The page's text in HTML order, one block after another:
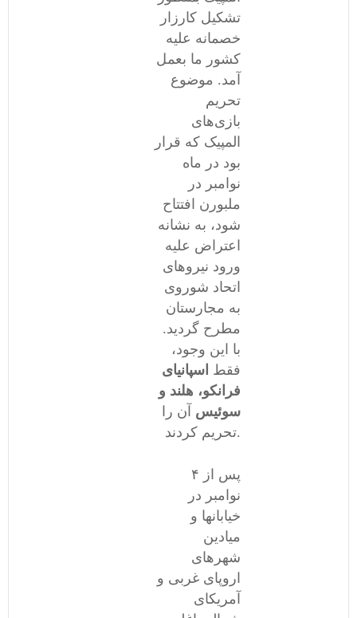
تشکیل کارزار
خصمانه علیه
کشور ما بعمل
آمد. موضوع
تحریم
بازی‌های
المپیک که قرار
بود در ماه
نوامبر در
ملبورن افتتاح
شود، به نشانه
اعتراض علیه
ورود نیروهای
اتحاد شوروی
به مجارستان
مطرح گردید.
با این وجود،
فقط اسپانیای
فرانکو، هلند و
سوئیس آن را
تحریم کردند.
پس از ۴
نوامبر در
خیابانها و
میادین
شهرهای
اروپای غربی و
آمریکای